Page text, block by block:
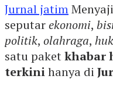
Jurnal jatim
seputarekonomi,
politik, olahraga,
satu paketkhabar
terkinihanya di